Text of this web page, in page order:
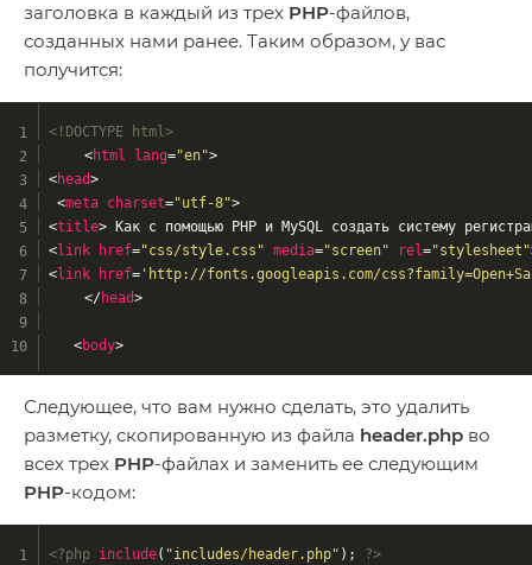
заголовка в каждый из трех PHP-файлов,
созданных нами ранее. Таким образом, у вас
получится:
<!DOCTYPE html>
<html lang="en">
<head>
<meta charset="utf-8">
<title> Как с помощью PHP и MySQL создать систему
<link href="css/style.css" media="screen" rel="stylesheet"
<link href= 'http://fonts.googleapis.com/
</head>
<body>
Следующее, что вам нужно сделать, это удалить
разметку, скопированную из файла header.php во
всех трех PHP-файлах и заменить ее следующим
PHP-кодом:
<?php include( "includes/header.php" ); ?>